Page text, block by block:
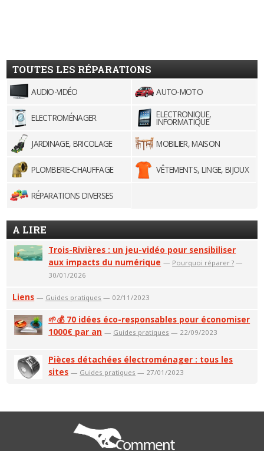
TOUTES LES RÉPARATIONS
AUDIO-VIDÉO AUTO-MOTO
ELECTROMÉNAGER ELECTRONIQUE,
INFORMATIQUE
JARDINAGE, BRICOLAGE
MOBILIER, MAISON
PLOMBERIE-CHAUFFAGE VÊTEMENTS, LINGE, BIJOUX
RÉPARATIONS DIVERSES
A LIRE
Trois-Rivières : un jeu-vidéo pour sensibiliser
aux impacts du numérique — Pourquoi réparer ? —
30/01/2026
Liens — Guides pratiques — 02/11/2023
🌱💰 70 idées éco-responsables pour économiser
1000€ par an — Guides pratiques — 22/09/2023
Pièces détachées électroménager : tous les
sites — Guides pratiques — 27/01/2023